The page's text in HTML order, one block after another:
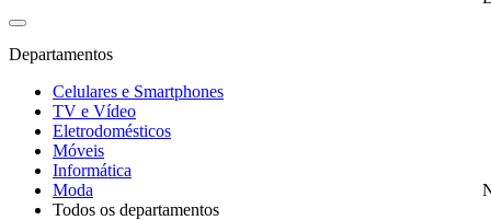
Departamentos
Celulares e Smartphones
TV e Vídeo
Eletrodomésticos
Móveis
Informática
Moda
Todos os departamentos